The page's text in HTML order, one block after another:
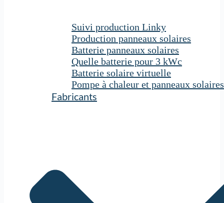
Suivi production Linky
Production panneaux solaires
Batterie panneaux solaires
Quelle batterie pour 3 kWc
Batterie solaire virtuelle
Pompe à chaleur et panneaux solaires
Fabricants